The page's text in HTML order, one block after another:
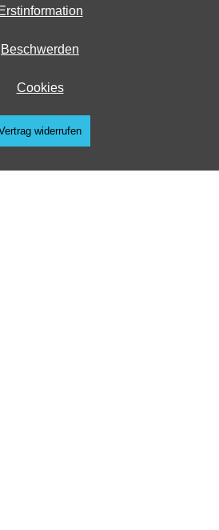
Erstinformation
Beschwerden
Cookies
widerrufen